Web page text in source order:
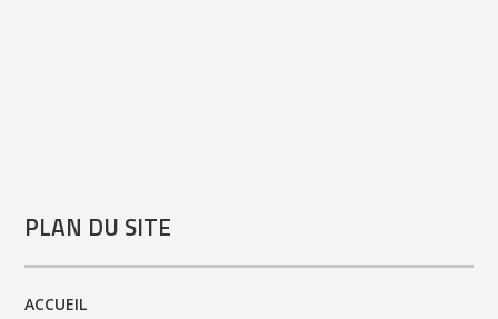
PLAN DU SITE
ACCUEIL